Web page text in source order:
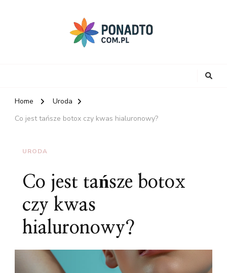
Home
Uroda
Co jest tańsze botox czy kwas hialuronowy?
URODA
Co jest tańsze botox
czy kwas
hialuronowy?